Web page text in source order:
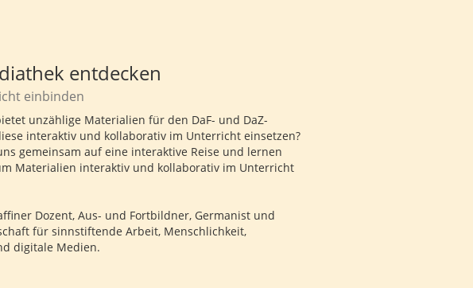
entdecken
einbinden
unzählige Materialien für den DaF- und DaZ-
interaktiv und kollaborativ im Unterricht einsetzen?
gemeinsam auf eine interaktive Reise und lernen
Materialien interaktiv und kollaborativ im Unterricht
Dozent, Aus- und Fortbildner, Germanist und
für sinnstiftende Arbeit, Menschlichkeit,
digitale Medien.